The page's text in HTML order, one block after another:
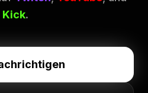
Kick.